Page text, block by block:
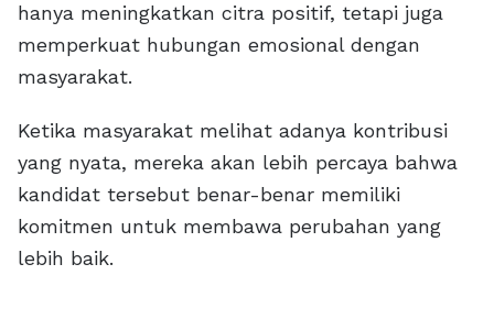
hanya meningkatkan citra positif, tetapi juga
memperkuat hubungan emosional dengan
masyarakat.
Ketika masyarakat melihat adanya kontribusi
yang nyata, mereka akan lebih percaya bahwa
kandidat tersebut benar-benar memiliki
komitmen untuk membawa perubahan yang
lebih baik.